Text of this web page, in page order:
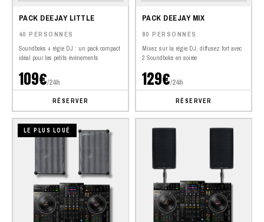
PACK DEEJAY LITTLE
40 PERSONNES
Soundboks + régie DJ : un pack compact
idéal pour les petits événements
109€/24h
RÉSERVER
PACK DEEJAY MIX
80 PERSONNES
Mixez sur la régie DJ, diffusez fort avec
2 Soundboks en soirée
129€/24h
RÉSERVER
LE PLUS LOUÉ